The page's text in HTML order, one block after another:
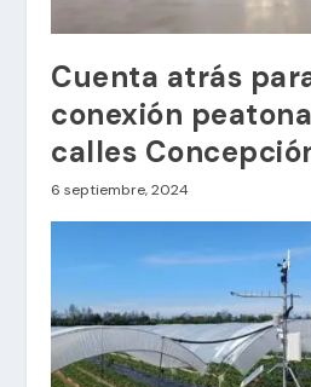
Cuenta atrás
conexión
calles
6 septiembre, 2024